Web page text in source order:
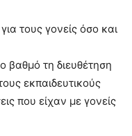
τους γονείς όσο και
βαθμό τη διευθέτηση
εκπαιδευτικούς
που είχαν με γονείς